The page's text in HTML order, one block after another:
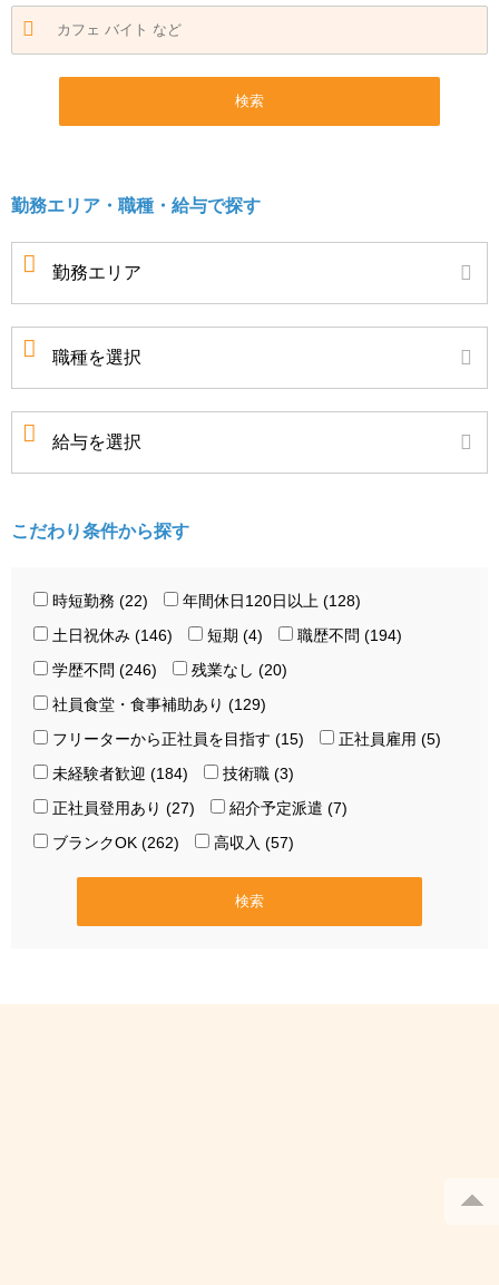
勤務エリア・職種・給与で探す
こだわり条件から探す
時短勤務 (22)
年間休日120日以上 (128)
土日祝休み (146)
短期 (4)
職歴不問 (194)
学歴不問 (246)
残業なし (20)
社員食堂・食事補助あり (129)
フリーターから正社員を目指す (15)
正社員雇用 (5)
未経験者歓迎 (184)
技術職 (3)
正社員登用あり (27)
紹介予定派遣 (7)
ブランクOK (262)
高収入 (57)